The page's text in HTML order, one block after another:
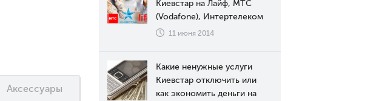
Аксессуары
Киевстар на Лайф, МТС
(Vodafone), Интертелеком
11 июня 2014
Какие ненужные услуги
Киевстар отключить или
как экономить деньги на